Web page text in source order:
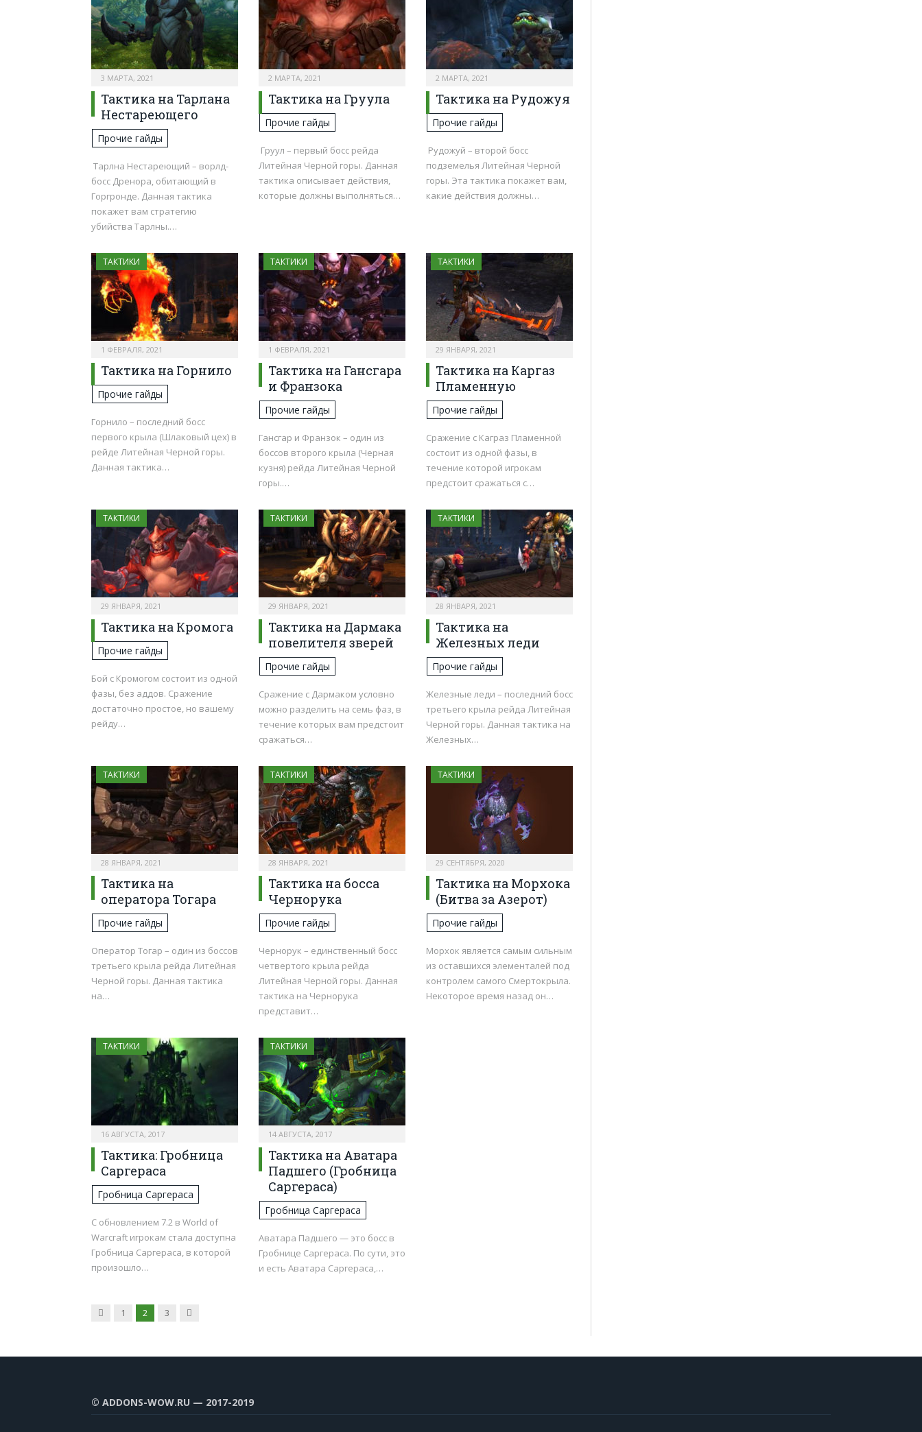
3 МАРТА, 2021
Тактика на Тарлана
Нестареющего
Прочие гайды
Тарлна Нестареющий – ворлд-
босс Дренора, обитающий в
Горгронде. Данная тактика
покажет вам стратегию
убийства Тарлны.…
2 МАРТА, 2021
Тактика на Груула
Прочие гайды
Груул – первый босс рейда
Литейная Черной горы. Данная
тактика описывает действия,
которые должны выполняться…
2 МАРТА, 2021
Тактика на Рудожуя
Прочие гайды
Рудожуй – второй босс
подземелья Литейная Черной
горы. Эта тактика покажет вам,
какие действия должны…
ТАКТИКИ
1 ФЕВРАЛЯ, 2021
Тактика на Горнило
Прочие гайды
Горнило – последний босс
первого крыла (Шлаковый цех) в
рейде Литейная Черной горы.
Данная тактика…
ТАКТИКИ
1 ФЕВРАЛЯ, 2021
Тактика на Гансгара
и Франзока
Прочие гайды
Гансгар и Франзок – один из
боссов второго крыла (Черная
кузня) рейда Литейная Черной
горы.…
ТАКТИКИ
29 ЯНВАРЯ, 2021
Тактика на Каргаз
Пламенную
Прочие гайды
Сражение с Каграз Пламенной
состоит из одной фазы, в
течение которой игрокам
предстоит сражаться с…
ТАКТИКИ
29 ЯНВАРЯ, 2021
Тактика на Кромога
Прочие гайды
Бой с Кромогом состоит из одной
фазы, без аддов. Сражение
достаточно простое, но вашему
рейду…
ТАКТИКИ
29 ЯНВАРЯ, 2021
Тактика на Дармака
повелителя зверей
Прочие гайды
Сражение с Дармаком условно
можно разделить на семь фаз, в
течение которых вам предстоит
сражаться…
ТАКТИКИ
28 ЯНВАРЯ, 2021
Тактика на
Железных леди
Прочие гайды
Железные леди – последний босс
третьего крыла рейда Литейная
Черной горы. Данная тактика на
Железных…
ТАКТИКИ
28 ЯНВАРЯ, 2021
Тактика на
оператора Тогара
Прочие гайды
Оператор Тогар – один из боссов
третьего крыла рейда Литейная
Черной горы. Данная тактика
на…
ТАКТИКИ
28 ЯНВАРЯ, 2021
Тактика на босса
Чернорука
Прочие гайды
Чернорук – единственный босс
четвертого крыла рейда
Литейная Черной горы. Данная
тактика на Чернорука
представит…
ТАКТИКИ
29 СЕНТЯБРЯ, 2020
Тактика на Морхока
(Битва за Азерот)
Прочие гайды
Морхок является самым сильным
из оставшихся элементалей под
контролем самого Смертокрыла.
Некоторое время назад он…
ТАКТИКИ
16 АВГУСТА, 2017
Тактика: Гробница
Саргераса
Гробница Саргераса
С обновлением 7.2 в World of
Warcraft игрокам стала доступна
Гробница Саргераса, в которой
произошло…
ТАКТИКИ
14 АВГУСТА, 2017
Тактика на Аватара
Падшего (Гробница
Саргераса)
Гробница Саргераса
Аватара Падшего — это босс в
Гробнице Саргераса. По сути, это
и есть Аватара Саргераса,…
Предыдущая
1 2 3 Следующая
© ADDONS-WOW.RU — 2017-2019